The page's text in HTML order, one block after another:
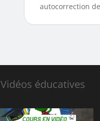
autocorrection
Vidéos éducatives